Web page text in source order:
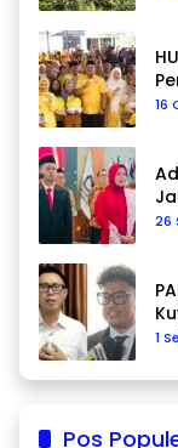
16
26
1
Pos